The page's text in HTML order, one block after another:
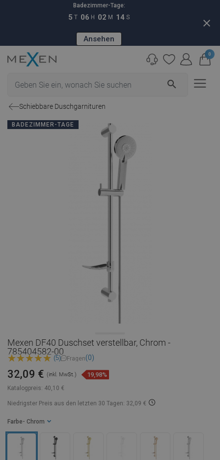
Badezimmer-Tage:
5 T 06 H 02 M 13 S
Ansehen
close
search
0
Schiebbare Duschgarnituren
BADEZIMMER-TAGE
Mexen DF40 Duschset verstellbar, Chrom -
785404582-00
(5) Fragen(0)
Katalogpreis: 40,10 €
32,09 € (inkl. MwSt.) 19,98%
Niedrigster Preis aus den letzten 30 Tagen: 32,09 €
Farbe - Chrom